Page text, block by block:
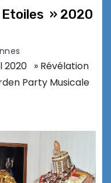
Etoiles » 2020
2020 » Révélation
Party Musicale